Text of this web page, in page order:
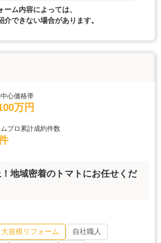
ム内容によっては、
介できない場合があります。
心価格帯
万円
プロ累計成約件数
地域密着のトマトにお任せくだ
大規模リフォーム
自社職人